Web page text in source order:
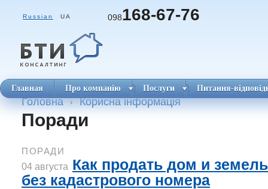
Russian UA 098168-67-76
Главная Про компанію Послуги Питання-
Головна Корисна інформація
Поради
ПОРАДИ
04 августа Как продать дом и
без кадастрового номера